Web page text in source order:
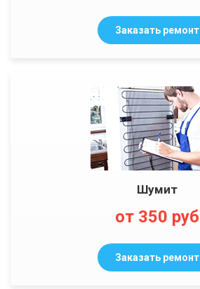
Заказать ремонт
Шумит
от 350 руб
Заказать ремонт